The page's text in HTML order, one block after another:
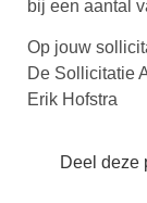
bij een aantal
Op jouw
De Sollicitatie
Erik Hofstra
Deel deze